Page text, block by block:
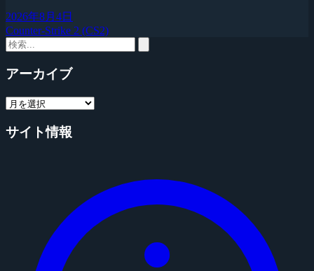
2026年8月4日
Counter-Strike 2 (CS2)
アーカイブ
サイト情報